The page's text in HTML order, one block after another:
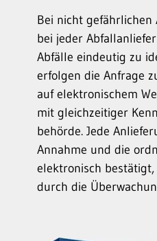
Bei nicht
bei jeder
Abfälle eindeutig zu
erfolgen die Anfrage
auf elektronischem
mit gleichzeitiger
behörde. Jede
Annahme und die
elektronisch
durch die